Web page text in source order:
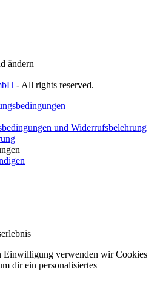
ändern
- All rights reserved.
und Widerrufsbelehrung
Einwilligung verwenden wir Cookies
dir ein personalisiertes